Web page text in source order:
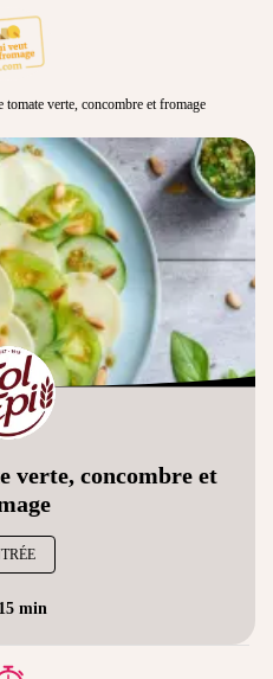
tomate verte, concombre et fromage
verte, concombre et
15 min